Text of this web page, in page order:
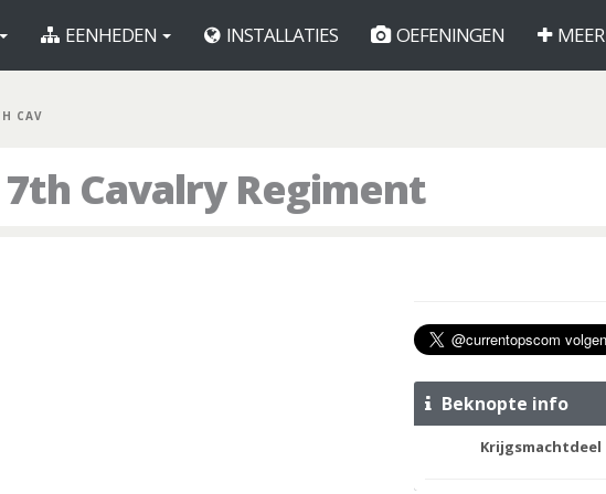
EENHEDEN INSTALLATIES OEFENINGEN MEER
CAV
Cavalry Regiment
Beknopte info
Krijgsmachtdeel